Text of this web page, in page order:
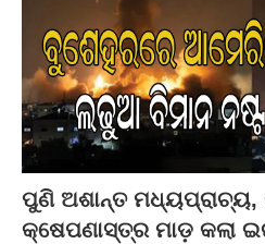
ପୁଣି ଅଶାନ୍ତ ମଧ୍ୟପ୍ରାଚ୍ୟ,
କ୍ଷେପଣାସ୍ତ୍ର ମାଡ଼ କଲା